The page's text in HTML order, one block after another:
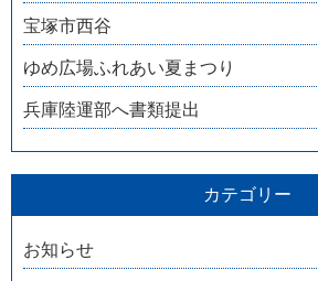
宝塚市西谷
ゆめ広場ふれあい夏まつり
兵庫陸運部へ書類提出
カテゴリー
お知らせ